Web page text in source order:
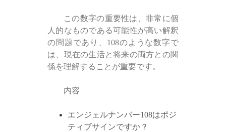
この数字の重要性は、非常に個
人的なものである可能性が高い解釈
の問題であり、108のような数字で
は、現在の生活と将来の両方との関
係を理解することが重要です。
内容
エンジェルナンバー108はポジ
ティブサインですか？